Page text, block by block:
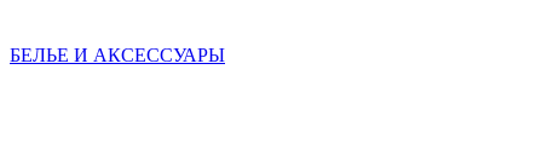
БЕЛЬЕ И АКСЕССУАРЫ